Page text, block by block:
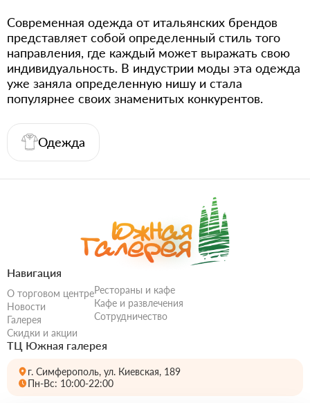
Современная одежда от итальянских брендов
представляет собой определенный стиль того
направления, где каждый может выражать свою
индивидуальность. В индустрии моды эта одежда
уже заняла определенную нишу и стала
популярнее своих знаменитых конкурентов.
Одежда
Навигация
О торговом центре
Новости
Галерея
Скидки и акции
Рестораны и кафе
Кафе и развлечения
Сотрудничество
ТЦ Южная галерея
г. Симферополь, ул. Киевская, 189
Пн-Вс: 10:00-22:00